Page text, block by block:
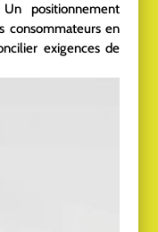
positionnement
consommateurs en
exigences de